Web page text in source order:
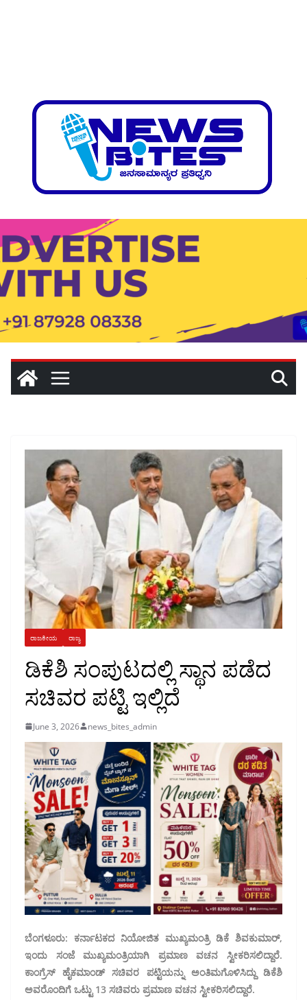
ರಾಜಕೀಯ ರಾಜ್ಯ
ಡಿಕೆಶಿ ಸಂಪುಟದಲ್ಲಿ ಸ್ಥಾನ ಪಡೆದ
ಸಚಿವರ ಪಟ್ಟಿ ಇಲ್ಲಿದೆ
June 3, 2026 news_bites_admin
ಬೆಂಗಳೂರು: ಕರ್ನಾಟಕದ ನಿಯೋಜಿತ ಮುಖ್ಯಮಂತ್ರಿ ಡಿಕೆ ಶಿವಕುಮಾರ್,
ಇಂದು ಸಂಜೆ ಮುಖ್ಯಮಂತ್ರಿಯಾಗಿ ಪ್ರಮಾಣ ವಚನ ಸ್ವೀಕರಿಸಲಿದ್ದಾರೆ.
ಕಾಂಗ್ರೆಸ್ ಹೈಕಮಾಂಡ್ ಸಚಿವರ ಪಟ್ಟಿಯನ್ನು ಅಂತಿಮಗೊಳಿಸಿದ್ದು ಡಿಕೆಶಿ
ಅವರೊಂದಿಗೆ ಒಟ್ಟು 13 ಸಚಿವರು ಪ್ರಮಾಣ ವಚನ ಸ್ವೀಕರಿಸಲಿದ್ದಾರೆ.